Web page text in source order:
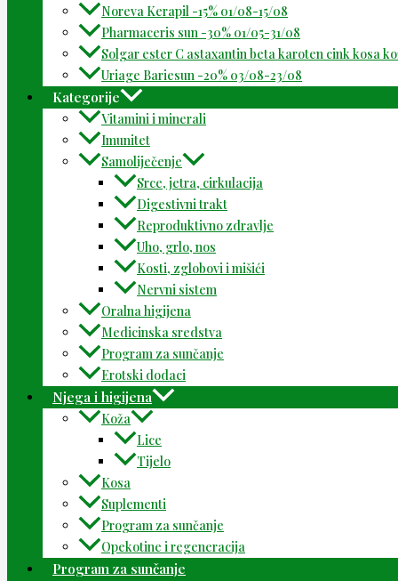
Noreva Kerapil -15% 01/08-15/08
Pharmaceris sun -30% 01/05-31/08
Solgar ester C astaxantin beta karoten cink kosa
Uriage Bariesun -20% 03/08-23/08
Kategorije
Vitamini i minerali
Imunitet
Samoliječenje
Srce, jetra, cirkulacija
Digestivni trakt
Reproduktivno zdravlje
Uho, grlo, nos
Kosti, zglobovi i mišići
Nervni sistem
Oralna higijena
Medicinska sredstva
Program za sunčanje
Erotski dodaci
Njega i higijena
Koža
Lice
Tijelo
Kosa
Suplementi
Program za sunčanje
Opekotine i regeneracija
Program za sunčanje